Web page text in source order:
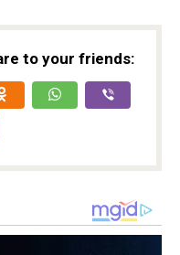
to your friends: